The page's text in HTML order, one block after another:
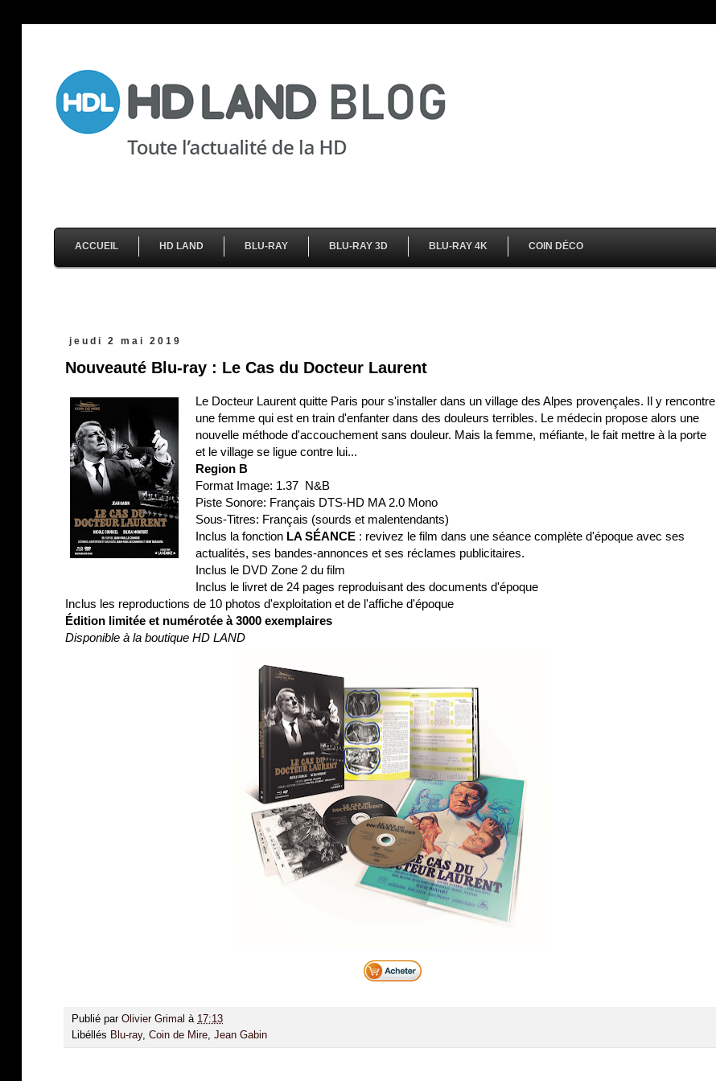
ACCUEIL HD LAND BLU-RAY BLU-RAY 3D BLU-RAY 4K COIN DÉCO
jeudi 2 mai 2019
Nouveauté Blu-ray : Le Cas du Docteur Laurent
Le Docteur Laurent quitte Paris pour s'installer dans un village des Alpes provençales. Il y rencontre
une femme qui est en train d'enfanter dans des douleurs terribles. Le médecin propose alors une
nouvelle méthode d'accouchement sans douleur. Mais la femme, méfiante, le fait mettre à la porte
et le village se ligue contre lui...
Region B
Format Image: 1.37 N&B
Piste Sonore: Français DTS-HD MA 2.0 Mono
Sous-Titres: Français (sourds et malentendants)
Inclus la fonction LA SÉANCE : revivez le film dans une séance complète d'époque avec ses
actualités, ses bandes-annonces et ses réclames publicitaires.
Inclus le DVD Zone 2 du film
Inclus le livret de 24 pages reproduisant des documents d'époque
Inclus les reproductions de 10 photos d'exploitation et de l'affiche d'époque
Édition limitée et numérotée à 3000 exemplaires
Disponible à la boutique HD LAND
Publié par Olivier Grimal à 17:13
Libéllés Blu-ray, Coin de Mire, Jean Gabin